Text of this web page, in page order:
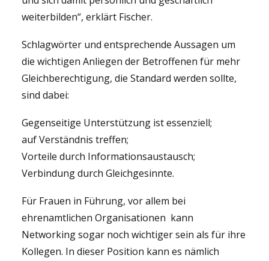
weiterbilden“, erklärt Fischer.
Schlagwörter und entsprechende Aussagen um
die wichtigen Anliegen der Betroffenen für mehr
Gleichberechtigung, die Standard werden sollte,
sind dabei:
Gegenseitige Unterstützung ist essenziell;
auf Verständnis treffen;
Vorteile durch Informationsaustausch;
Verbindung durch Gleichgesinnte.
Für Frauen in Führung, vor allem bei
ehrenamtlichen Organisationen kann
Networking sogar noch wichtiger sein als für ihre
Kollegen. In dieser Position kann es nämlich